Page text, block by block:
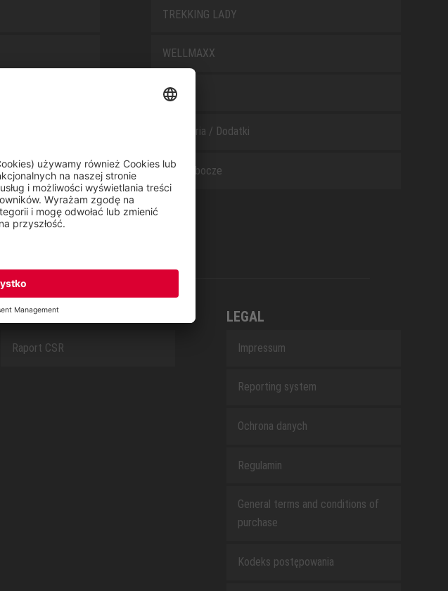
TREKKING LADY
WELLMAXX
WHITE
Akcesoria / Dodatki
Buty robocze
O NAS
Raport CSR
LEGAL
Impressum
Reporting system
Ochrona danych
Regulamin
General terms and conditions of
purchase
Kodeks postępowania